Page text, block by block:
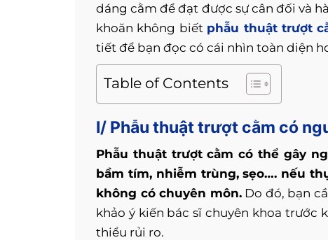
dáng cằm để đạt được sự cân đối và
khoăn không biết phẫu thuật trượt
tiết để bạn đọc có cái nhìn toàn diện
Table of Contents
I/ Phẫu thuật trượt cằm có
Phẫu thuật trượt cằm có thể gây
bầm tím, nhiễm trùng, sẹo…. nếu
không có chuyên môn.Do đó, bạn
khảo ý kiến bác sĩ chuyên khoa
thiểu rủi ro.